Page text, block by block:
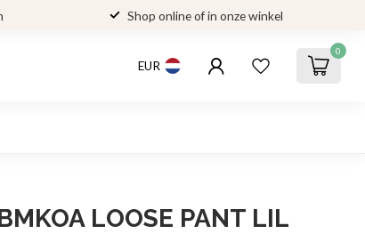
Shop online of in onze winkel
EUR
0
LOOSE PANT LIL